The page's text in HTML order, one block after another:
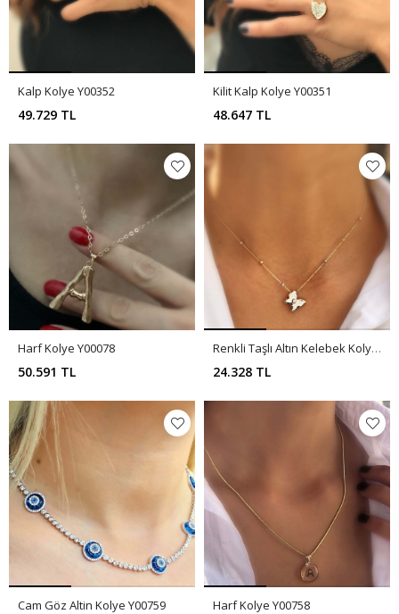
Kalp Kolye Y00352
49.729 TL
Kilit Kalp Kolye Y00351
48.647 TL
Harf Kolye Y00078
50.591 TL
Renkli Taşlı Altın Kelebek Kolye Y00267
24.328 TL
Cam Göz Altin Kolye Y00759 Harf Kolye Y00758